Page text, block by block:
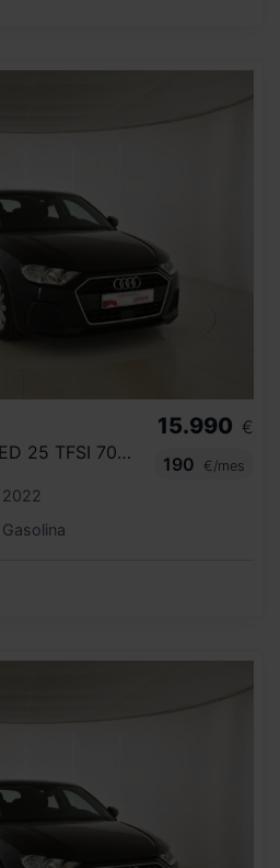
SPORTBACK ADVANCED 25 TFSI 70KW (95CV)
2022
Gasolina
15.990 €
190
€/mes